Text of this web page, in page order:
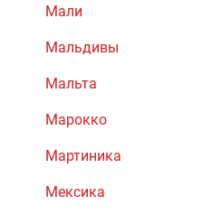
Мали
Мальдивы
Мальта
Марокко
Мартиника
Мексика